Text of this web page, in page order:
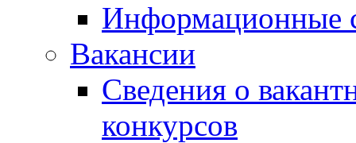
Информационные
Вакансии
Сведения о
конкурсов